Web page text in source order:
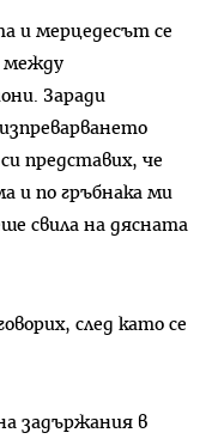
и мерцедесът се
между
Заради
представих, че
и по гръбнака ми
свила на дясната
след като се
задържания в